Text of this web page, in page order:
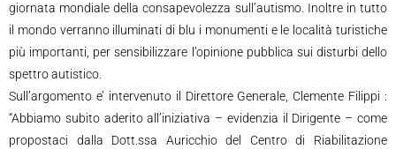
giornata mondiale della consapevolezza sull’autismo. Inoltre in tutto
il mondo verranno illuminati di blu i monumenti e le località turistiche
più importanti, per sensibilizzare l’opinione pubblica sui disturbi dello
spettro autistico.
Sull’argomento e’ intervenuto il Direttore Generale, Clemente Filippi :
“Abbiamo subito aderito all’iniziativa – evidenzia il Dirigente – come
propostaci dalla Dott.ssa Auricchio del Centro di Riabilitazione